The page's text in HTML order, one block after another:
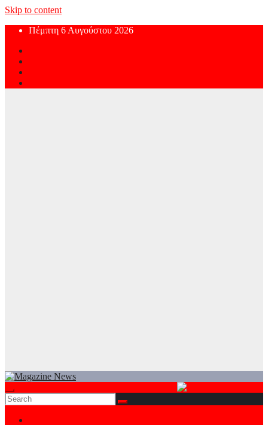
Skip to content
Πέμπτη 6 Αυγούστου 2026